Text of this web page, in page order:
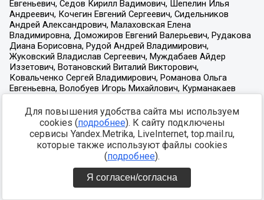
Для повышения удобства сайта мы используем
cookies (подробнее). К сайту подключены
сервисы Yandex.Metrika, LiveInternet, top.mail.ru,
которые также используют файлы cookies
(подробнее).
Я согласен/согласна